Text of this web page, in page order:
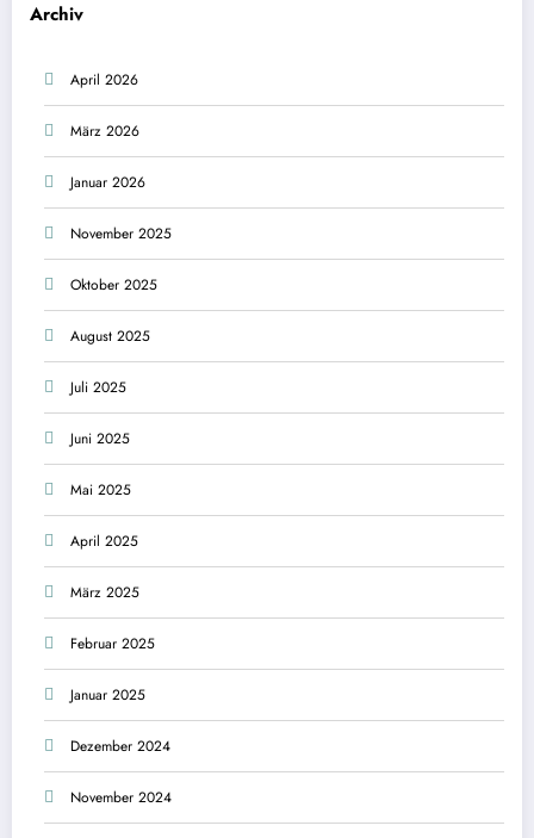
Archiv
April 2026
März 2026
Januar 2026
November 2025
Oktober 2025
August 2025
Juli 2025
Juni 2025
Mai 2025
April 2025
März 2025
Februar 2025
Januar 2025
Dezember 2024
November 2024